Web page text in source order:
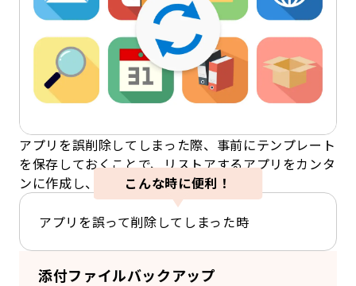
アプリを誤削除してしまった際、事前にテンプレート
を保存しておくことで、リストアするアプリをカンタ
ンに作成し、データを復元できます。
こんな時に便利！
アプリを誤って削除してしまった時
添付ファイルバックアップ